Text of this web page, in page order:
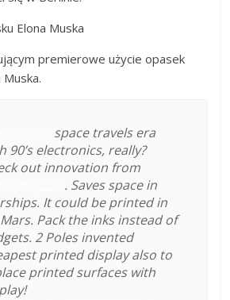
Elona Muska
premierowe użycie opasek
space travels era
90’s electronics, really?
out innovation from
. Saves space in
It could be printed in
Pack the inks instead of
2 Poles invented
printed display also to
printed surfaces with